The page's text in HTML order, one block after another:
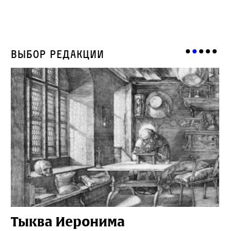
Выбор редакции
Тыква Иеронима